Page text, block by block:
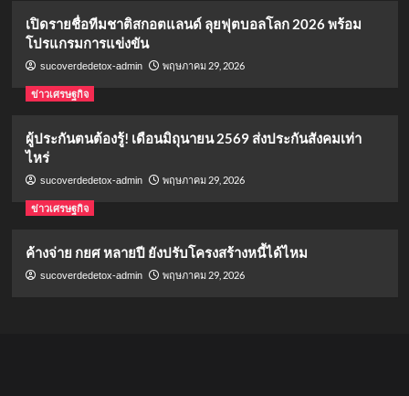
เปิดรายชื่อทีมชาติสกอตแลนด์ ลุยฟุตบอลโลก 2026 พร้อม
โปรแกรมการแข่งขัน
sucoverdedetox-admin พฤษภาคม 29, 2026
ข่าวเศรษฐกิจ
ผู้ประกันตนต้องรู้! เดือนมิถุนายน 2569 ส่งประกันสังคมเท่า
ไหร่
sucoverdedetox-admin พฤษภาคม 29, 2026
ข่าวเศรษฐกิจ
ค้างจ่าย กยศ หลายปี ยังปรับโครงสร้างหนี้ได้ไหม
sucoverdedetox-admin พฤษภาคม 29, 2026